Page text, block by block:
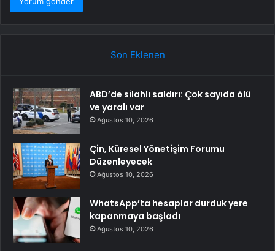
Son Eklenen
ABD’de silahlı saldırı: Çok sayıda ölü
ve yaralı var
Ağustos 10, 2026
Çin, Küresel Yönetişim Forumu
Düzenleyecek
Ağustos 10, 2026
WhatsApp’ta hesaplar durduk yere
kapanmaya başladı
Ağustos 10, 2026